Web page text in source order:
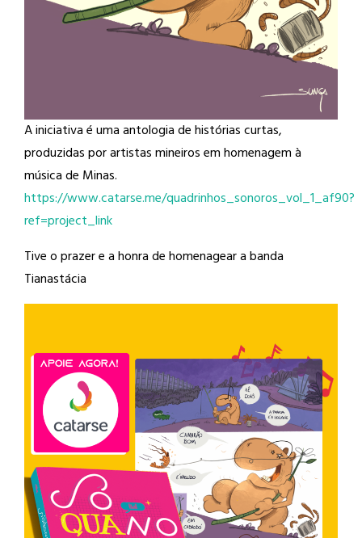
A iniciativa é uma antologia de histórias curtas,
produzidas por artistas mineiros em homenagem à
música de Minas.
https://www.catarse.me/quadrinhos_sonoros_vol_1_af90?
ref=project_link
Tive o prazer e a honra de homenagear a banda
Tianastácia